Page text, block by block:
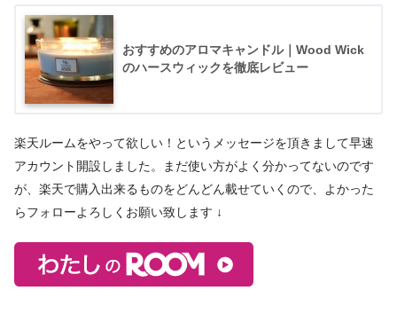
おすすめのアロマキャンドル｜Wood Wick
のハースウィックを徹底レビュー
楽天ルームをやって欲しい！というメッセージを頂きまして早速
アカウント開設しました。まだ使い方がよく分かってないのです
が、楽天で購入出来るものをどんどん載せていくので、よかった
らフォローよろしくお願い致します ↓